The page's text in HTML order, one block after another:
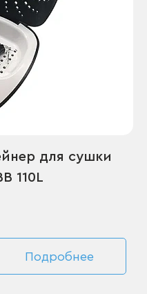
для сушки
110L
Подробнее